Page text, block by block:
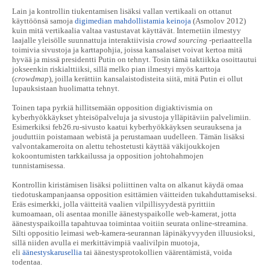
Lain ja kontrollin tiukentamisen lisäksi vallan vertikaali on ottanut
käyttöönsä samoja digimedian mahdollistamia keinoja (Asmolov 2012)
kuin mitä vertikaalia valtaa vastustavat käyttävät. Internetiin ilmestyy
laajalle yleisölle suunnattuja interaktiivisia crowd sourcing -periaatteella
toimivia sivustoja ja karttapohjia, joissa kansalaiset voivat kertoa mitä
hyvää ja missä presidentti Putin on tehnyt. Tosin tämä taktiikka osoittautui
jokseenkin riskialttiiksi, sillä melko pian ilmestyi myös karttoja
(crowdmap), joilla kerättiin kansalaistodisteita siitä, mitä Putin ei ollut
lupauksistaan huolimatta tehnyt.
Toinen tapa pyrkiä hillitsemään opposition digiaktivismia on
kyberhyökkäykset yhteisöpalveluja ja sivustoja ylläpitäviin palvelimiin.
Esimerkiksi feb26.ru-sivusto kaatui kyberhyökkäyksen seurauksena ja
jouduttiin poistamaan webistä ja perustamaan uudelleen. Tämän lisäksi
valvontakameroita on alettu tehostetusti käyttää väkijoukkojen
kokoontumisten tarkkailussa ja opposition johtohahmojen
tunnistamisessa.
Kontrollin kiristämisen lisäksi poliittinen valta on alkanut käydä omaa
tiedotuskampanjaansa opposition esittämien väitteiden tukahduttamiseksi.
Eräs esimerkki, jolla väitteitä vaalien vilpillisyydestä pyrittiin
kumoamaan, oli asentaa monille äänestyspaikolle web-kamerat, jotta
äänestyspaikoilla tapahtuvaa toimintaa voitiin seurata online-streamina.
Silti oppositio leimasi web-kamera-seurannan läpinäkyvyyden illuusioksi,
sillä niiden avulla ei merkittävimpiä vaalivilpin muotoja,
eli äänestyskarusellia tai äänestysprotokollien väärentämistä, voida
todentaa.